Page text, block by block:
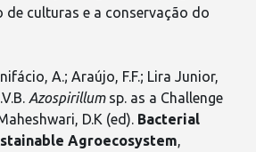
de culturas e a conservação do
A.; Araújo, F.F.; Lira Junior,
Azospirillumsp. as a Challenge
D.K (ed). Bacterial
Agroecosystem,